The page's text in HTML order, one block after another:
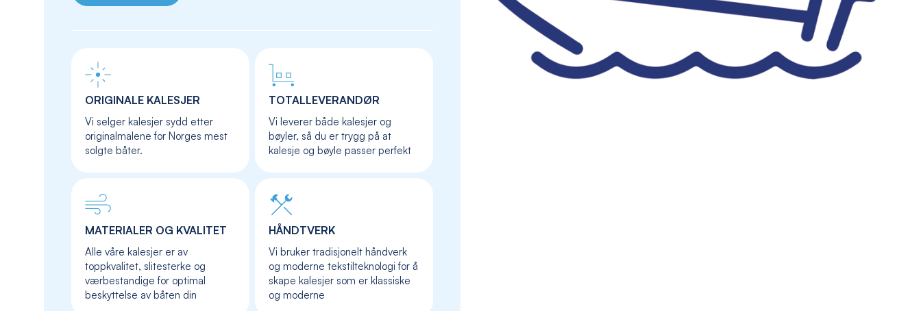
ORIGINALE KALESJER
Vi selger kalesjer sydd etter
originalmalene for Norges mest
solgte båter.
TOTALLEVERANDØR
Vi leverer både kalesjer og
bøyler, så du er trygg på at
kalesje og bøyle passer perfekt
MATERIALER OG KVALITET
Alle våre kalesjer er av
toppkvalitet, slitesterke og
værbestandige for optimal
beskyttelse av båten din
HÅNDTVERK
Vi bruker tradisjonelt håndverk
og moderne tekstilteknologi for å
skape kalesjer som er klassiske
og moderne